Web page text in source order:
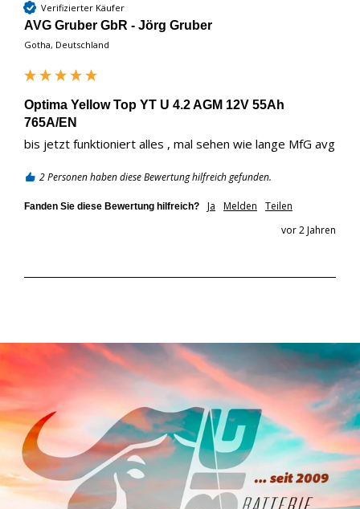
Verifizierter Käufer
AVG Gruber GbR - Jörg Gruber
Gotha, Deutschland
Optima Yellow Top YT U 4.2 AGM 12V 55Ah
765A/EN
bis jetzt funktioniert alles , mal sehen wie lange MfG avg
2 Personen haben diese Bewertung hilfreich gefunden.
Fanden Sie diese Bewertung hilfreich? Ja Melden
Teilen
vor 2 Jahren